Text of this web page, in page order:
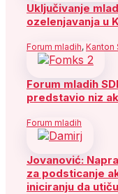
Uključivanje
ozelenjavanja u
Forum mladih, Kanton
Forum mladih
predstavio niz
Forum mladih
Jovanović:
za podsticanje
iniciranju da